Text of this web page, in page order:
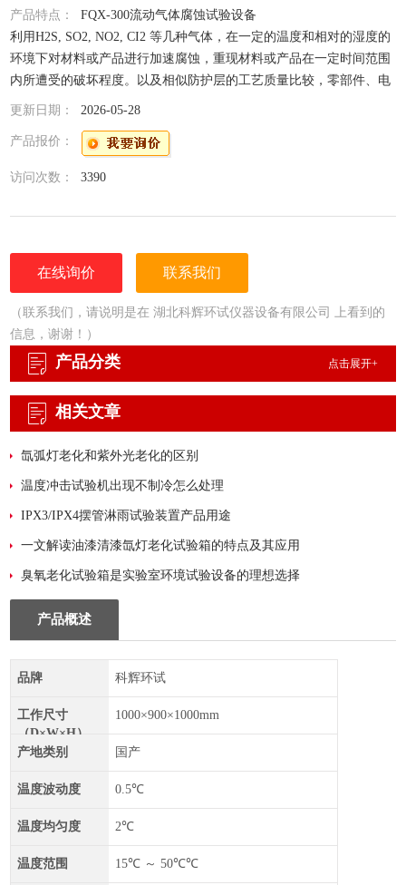
产品特点：FQX-300流动气体腐蚀试验设备
利用H2S, SO2, NO2, CI2 等几种气体，在一定的温度和相对的湿度的
环境下对材料或产品进行加速腐蚀，重现材料或产品在一定时间范围
内所遭受的破坏程度。以及相似防护层的工艺质量比较，零部件、电
子元件、金属材料、电工，电子等产品的防护层以及工业产品的在混
更新日期：2026-05-28
产品报价：
访问次数：3390
在线询价 联系我们
（联系我们，请说明是在 湖北科辉环试仪器设备有限公司 上看到的
信息，谢谢！）
产品分类 点击展开+
相关文章
氙弧灯老化和紫外光老化的区别
温度冲击试验机出现不制冷怎么处理
IPX3/IPX4摆管淋雨试验装置产品用途
一文解读油漆清漆氙灯老化试验箱的特点及其应用
臭氧老化试验箱是实验室环境试验设备的理想选择
产品概述
品牌 科辉环试
工作尺寸
（D×W×H）
1000×900×1000mm
产地类别 国产
温度波动度 0.5℃
温度均匀度 2℃
温度范围 15℃ ～ 50℃℃